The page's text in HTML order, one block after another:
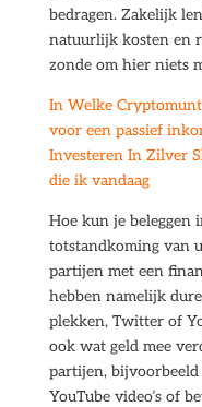
bedragen. Zakelijk
natuurlijk kosten en
zonde om hier niets
In Welke
voor een passief
Investeren In Zilver
die ik vandaag
Hoe kun je beleggen
totstandkoming van
partijen met een
hebben namelijk
plekken, Twitter of
ook wat geld mee
partijen,
YouTube video’s of